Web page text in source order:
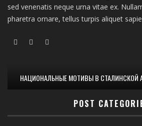
sed venenatis neque urna vitae ex.
pharetra ornare, tellus turpis aliquet
НАЦИОНАЛЬНЫЕ МОТИВЫ В СТАЛИНСКОЙ
POST